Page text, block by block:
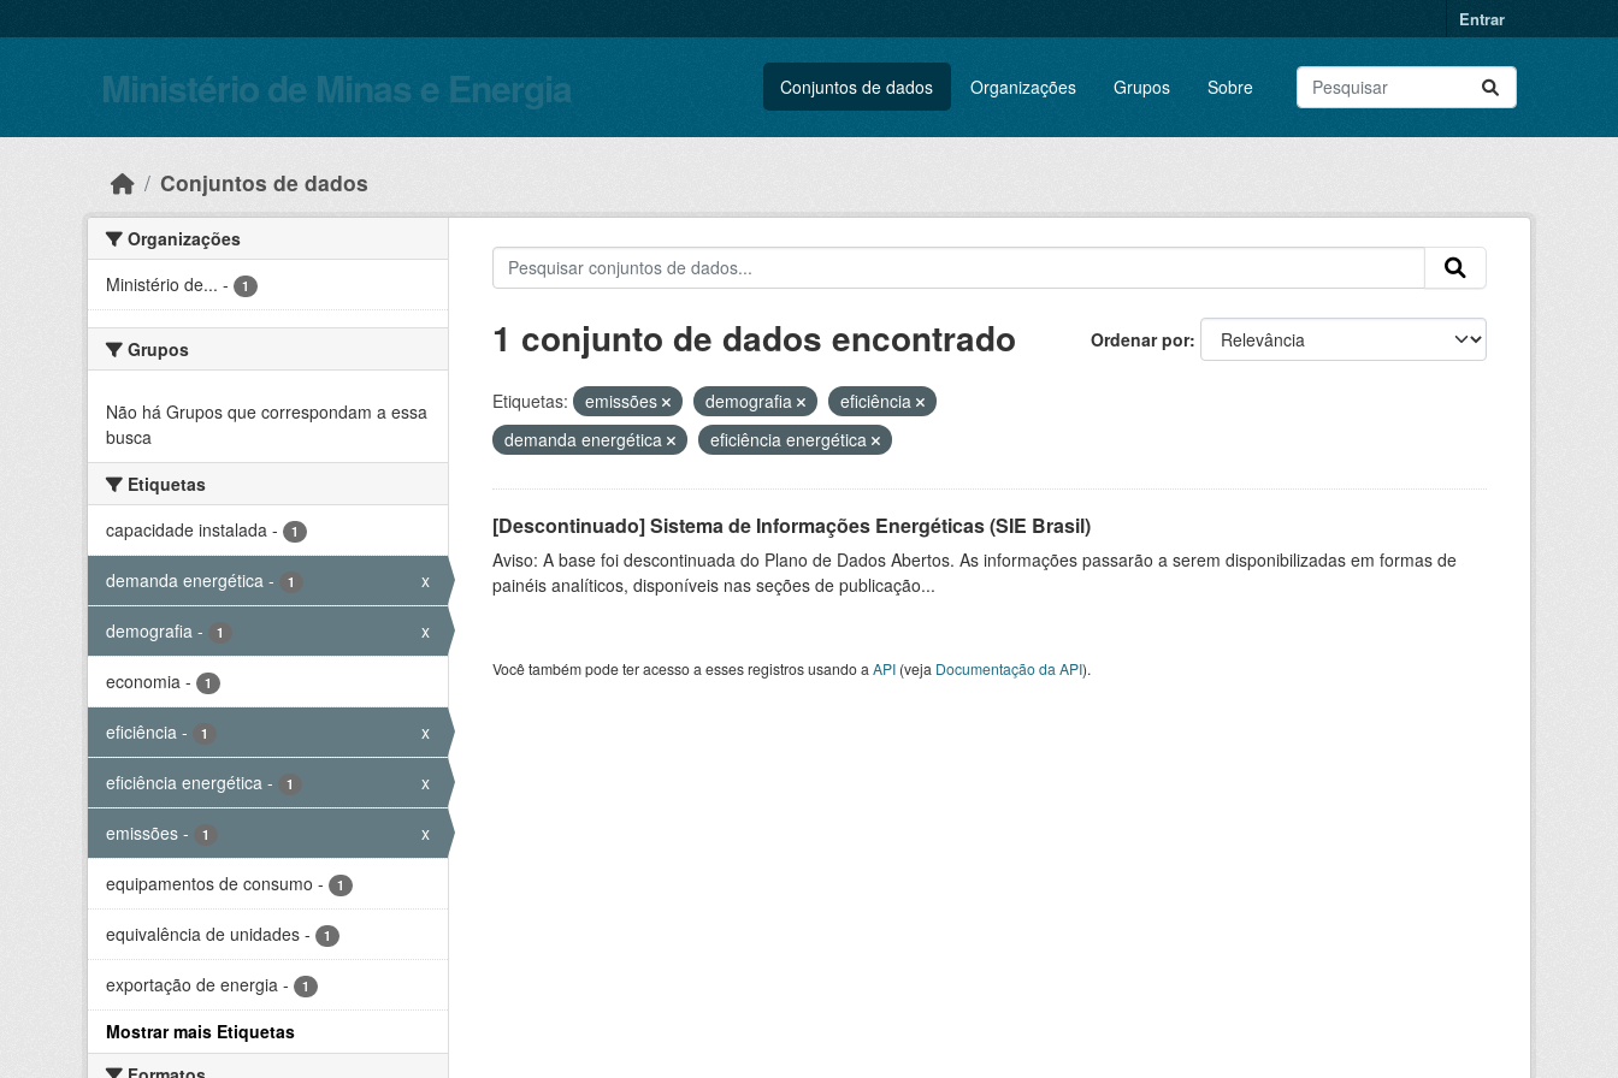
Entrar
Ministério de Minas e Energia Conjuntos de dados Organizações Grupos Sobre
Conjuntos de dados
Organizações
Ministério de... - 1
Grupos
Não há Grupos que correspondam a essa
busca
Etiquetas
capacidade instalada - 1
demanda energética - 1 x
demografia - 1 x
economia - 1
eficiência - 1 x
eficiência energética - 1 x
emissões - 1 x
equipamentos de consumo - 1
equivalência de unidades - 1
exportação de energia - 1
Mostrar mais Etiquetas
Ordenar por
1 conjunto de dados encontrado
Etiquetas: emissões demografia
eficiência
demanda energética
eficiência energética
[Descontinuado] Sistema de Informações Energéticas (SIE Brasil)
Aviso: A base foi descontinuada do Plano de Dados Abertos. As informações passarão a serem disponibilizadas em formas de
painéis analíticos, disponíveis nas seções de publicação...
Você também pode ter acesso a esses registros usando a API(veja Documentação da API).